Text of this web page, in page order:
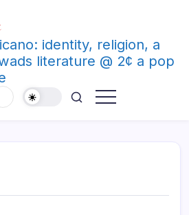
identity, religion, a
literature @ 2¢ a pop